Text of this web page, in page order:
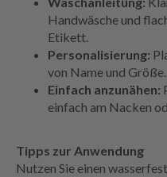
Handwäsche und
Etikett.
Personalisierung:
von Name und Größe.
Einfach anzunähen:
einfach am Nacken
Tipps zur Anwendung
Nutzen Sie einen